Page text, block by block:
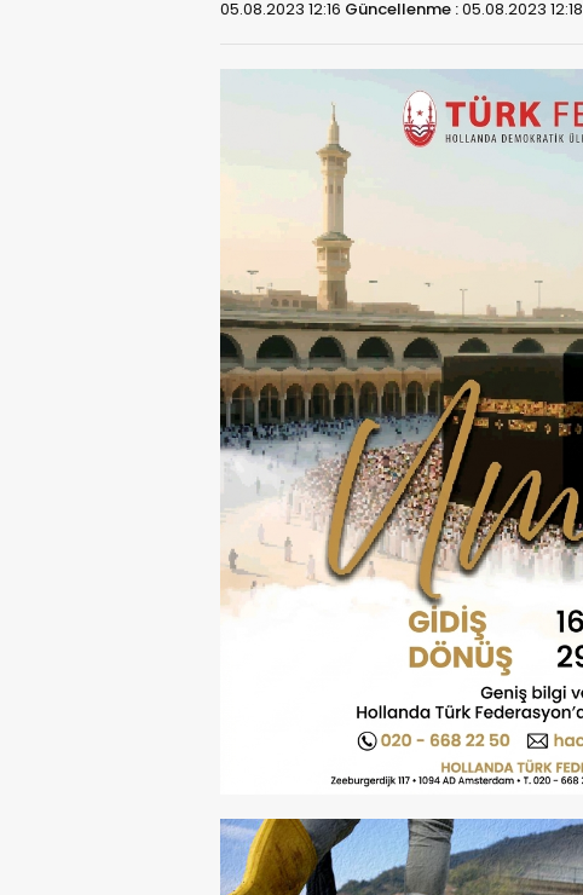
05.08.2023 12:16 Güncellenme :05.08.2023 12:18